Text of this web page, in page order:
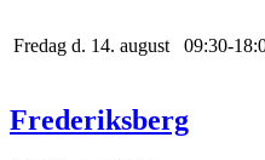
Fredag d. 14. august 09:30-18:
Frederiksberg